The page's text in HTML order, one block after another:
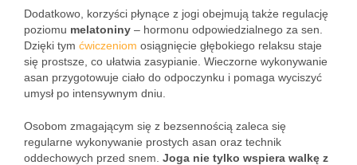
Dodatkowo, korzyści płynące z jogi obejmują także regulację
poziomu melatoniny – hormonu odpowiedzialnego za sen.
Dzięki tym ćwiczeniom osiągnięcie głębokiego relaksu staje
się prostsze, co ułatwia zasypianie. Wieczorne wykonywanie
asan przygotowuje ciało do odpoczynku i pomaga wyciszyć
umysł po intensywnym dniu.
Osobom zmagającym się z bezsennością zaleca się
regularne wykonywanie prostych asan oraz technik
oddechowych przed snem. Joga nie tylko wspiera walkę z